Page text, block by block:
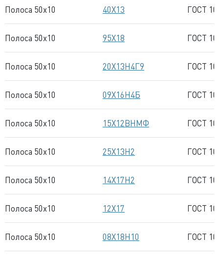
Полоса 50x10 40Х13 ГОСТ
Полоса 50x10 95Х18 ГОСТ
Полоса 50x10 20Х13Н4Г9 ГОСТ
Полоса 50x10 09Х16Н4Б ГОСТ
Полоса 50x10 15Х12ВНМФ ГОСТ
Полоса 50x10 25Х13Н2 ГОСТ
Полоса 50x10 14Х17Н2 ГОСТ
Полоса 50x10 12Х17 ГОСТ
Полоса 50x10 08Х18Н10 ГОСТ